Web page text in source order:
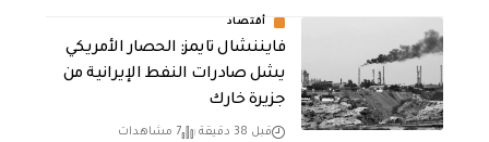
أقتصاد
فايننشال تايمز: الحصار الأمريكي
يشل صادرات النفط الإيرانية من
جزيرة خارك
قبل 38 دقيقة 7 مشاهدات